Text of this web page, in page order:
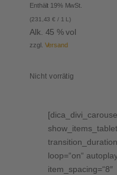
Enthält 19% MwSt.
(231,43€ / 1 L)
Alk. 45 % vol
zzgl. Versand
Nicht vorrätig
loop=“on“
item_spacing=“8″